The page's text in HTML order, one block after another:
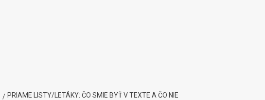
PRIAME LISTY/LETÁKY: ČO SMIE BYŤ V TEXTE A ČO NIE